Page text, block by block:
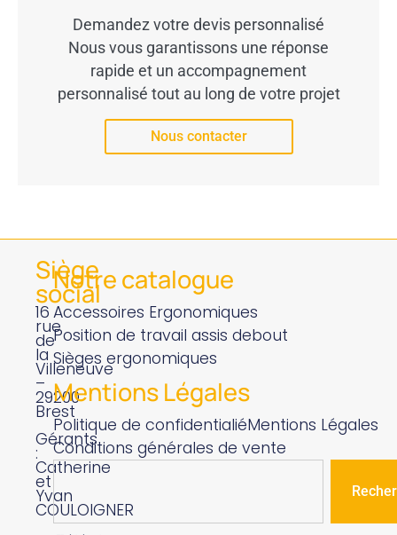
Demandez votre devis personnalisé
Nous vous garantissons une réponse
rapide et un accompagnement
personnalisé tout au long de votre projet
Nous contacter
Siège
social
16
rue
de
la
Villeneuve
–
29200
Brest
Gérants
:
Catherine
et
Yvan
COULOIGNER
Notre catalogue
Accessoires Ergonomiques
Position de travail assis debout
Sièges ergonomiques
Mentions Légales
Politique de confidentialiéMentions Légales
Conditions générales de vente